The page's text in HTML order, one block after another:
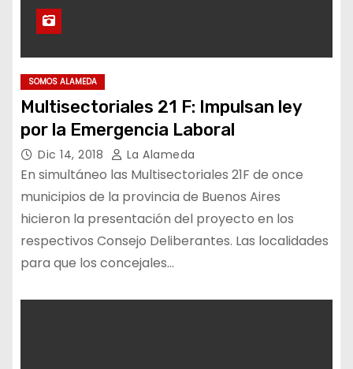
SOMOS ALAMEDA
Multisectoriales 21 F: Impulsan ley
por la Emergencia Laboral
Dic 14, 2018 La Alameda
En simultáneo las Multisectoriales 21F de once
municipios de la provincia de Buenos Aires
hicieron la presentación del proyecto en los
respectivos Consejo Deliberantes. Las localidades
para que los concejales…